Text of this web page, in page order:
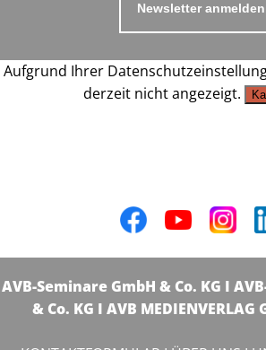
Newsletter anmelden
Aufgrund Ihrer
derzeit nicht angezeigt.
AVB-Seminare GmbH & Co. KG I
& Co. KG I AVB MEDIENVERLAG